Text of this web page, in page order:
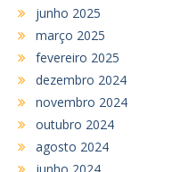
junho 2025
março 2025
fevereiro 2025
dezembro 2024
novembro 2024
outubro 2024
agosto 2024